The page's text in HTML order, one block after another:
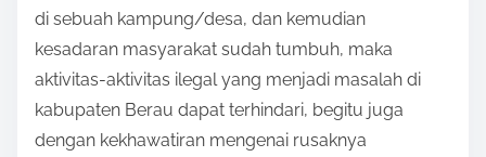
di sebuah kampung/desa, dan kemudian
kesadaran masyarakat sudah tumbuh, maka
aktivitas-aktivitas ilegal yang menjadi masalah di
kabupaten Berau dapat terhindari, begitu juga
dengan kekhawatiran mengenai rusaknya